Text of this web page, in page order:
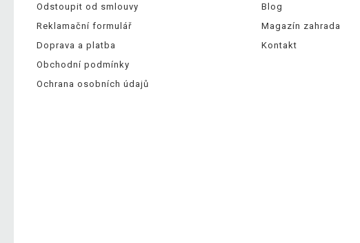
Odstoupit od smlouvy
Reklamační formulář
Doprava a platba
Obchodní podmínky
Ochrana osobních údajů
Blog
Magazín zahrada
Kontakt